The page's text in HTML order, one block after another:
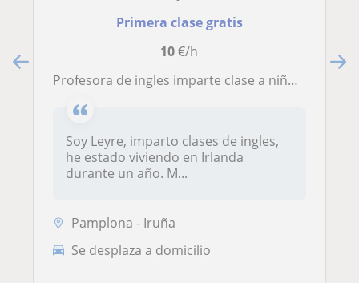
Primera clase gratis
10€/h
Profesora de ingles imparte clase a niñ@s durante el verano
Soy Leyre, imparto clases de ingles,
he estado viviendo en Irlanda
durante un año. M...
Pamplona - Iruña
Se desplaza a domicilio